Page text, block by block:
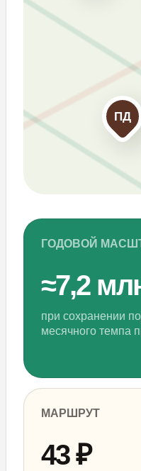
ПД
ГОДОВОЙ
≈7,2
при сохранении
месячного темпа
МАРШРУТ
43 ₽
NEXT PROJECT:
INFO@PICKLES.TEAM